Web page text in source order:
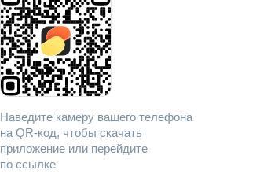
Наведите камеру вашего телефона
на QR-код, чтобы скачать
приложение или перейдите
по ссылке